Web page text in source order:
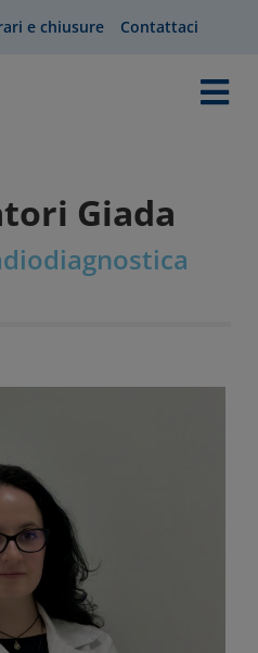
e chiusure Contattaci
Giada